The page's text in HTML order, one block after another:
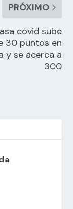
PRÓXIMO
covid sube
30 puntos en
y se acerca a
300